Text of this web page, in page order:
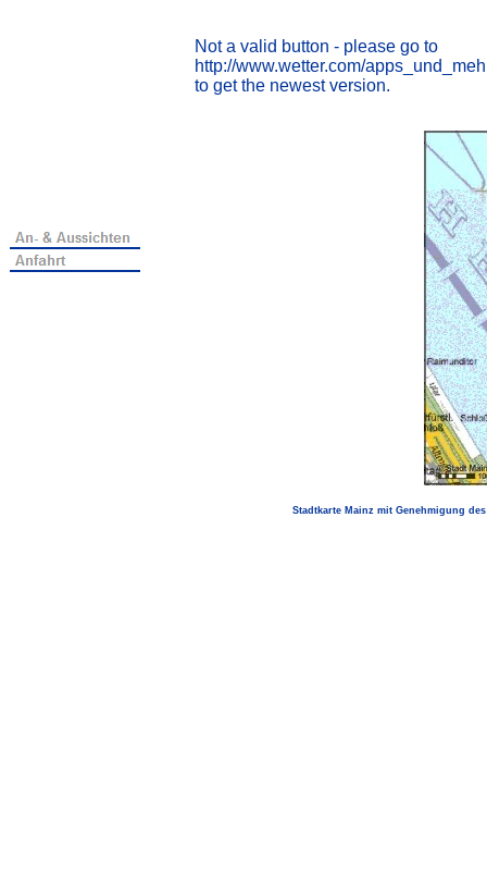
Not a valid button - please go to
http://www.wetter.com/
to get the newest version.
Stadtkarte Mainz mit Genehmigung